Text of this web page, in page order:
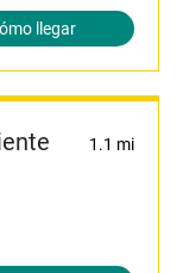
llegar
1.1 mi